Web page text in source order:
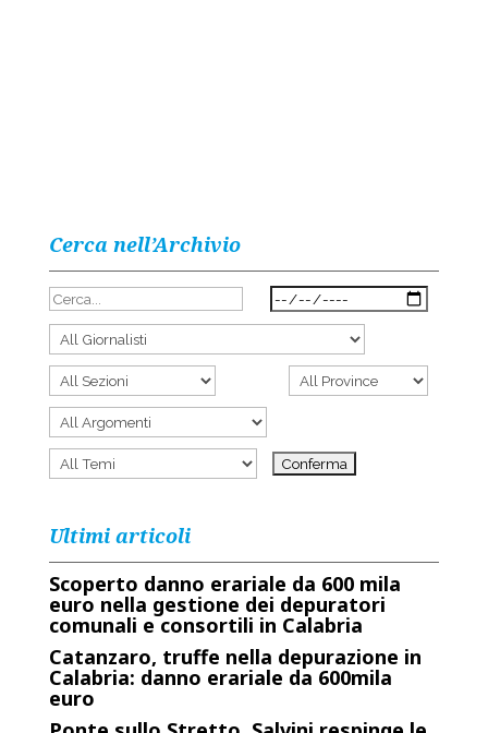
Cerca nell’Archivio
Ultimi articoli
Scoperto danno erariale da 600 mila
euro nella gestione dei depuratori
comunali e consortili in Calabria
Catanzaro, truffe nella depurazione in
Calabria: danno erariale da 600mila
euro